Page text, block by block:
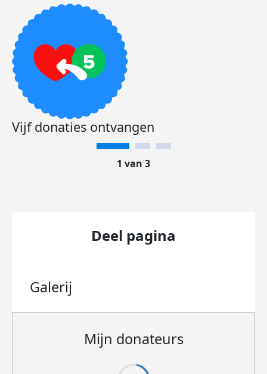
Vijf donaties ontvangen
1 van 3
Deel pagina
Galerij
Mijn donateurs